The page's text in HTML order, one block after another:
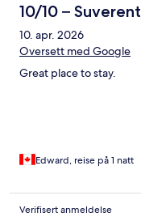
10/10 – Suverent
10. apr. 2026
Oversett med Google
Great place to stay.
Edward, reise på 1 natt
Verifisert anmeldelse